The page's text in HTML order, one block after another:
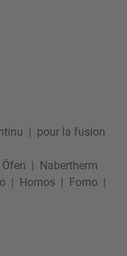
pour la fusion
Nabertherm
Hornos Forno